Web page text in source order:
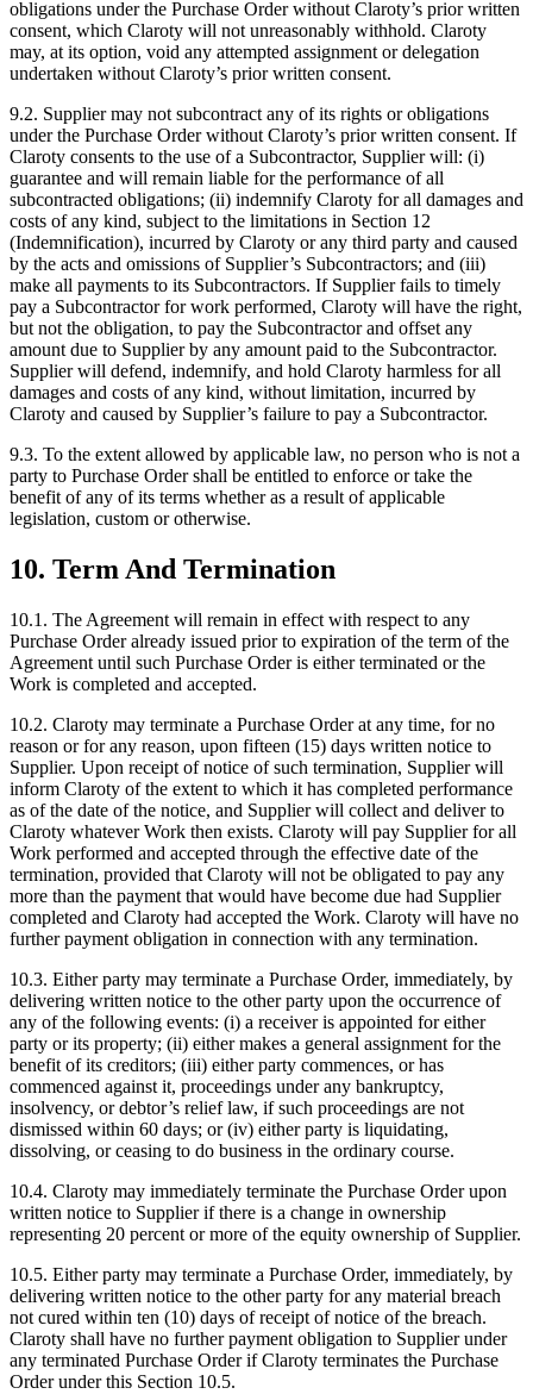
obligations under the Purchase Order without Claroty’s prior written
consent, which Claroty will not unreasonably withhold. Claroty
may, at its option, void any attempted assignment or delegation
undertaken without Claroty’s prior written consent.
9.2. Supplier may not subcontract any of its rights or obligations
under the Purchase Order without Claroty’s prior written consent. If
Claroty consents to the use of a Subcontractor, Supplier will: (i)
guarantee and will remain liable for the performance of all
subcontracted obligations; (ii) indemnify Claroty for all damages and
costs of any kind, subject to the limitations in Section 12
(Indemnification), incurred by Claroty or any third party and caused
by the acts and omissions of Supplier’s Subcontractors; and (iii)
make all payments to its Subcontractors. If Supplier fails to timely
pay a Subcontractor for work performed, Claroty will have the right,
but not the obligation, to pay the Subcontractor and offset any
amount due to Supplier by any amount paid to the Subcontractor.
Supplier will defend, indemnify, and hold Claroty harmless for all
damages and costs of any kind, without limitation, incurred by
Claroty and caused by Supplier’s failure to pay a Subcontractor.
9.3. To the extent allowed by applicable law, no person who is not a
party to Purchase Order shall be entitled to enforce or take the
benefit of any of its terms whether as a result of applicable
legislation, custom or otherwise.
10. Term And Termination
10.1. The Agreement will remain in effect with respect to any
Purchase Order already issued prior to expiration of the term of the
Agreement until such Purchase Order is either terminated or the
Work is completed and accepted.
10.2. Claroty may terminate a Purchase Order at any time, for no
reason or for any reason, upon fifteen (15) days written notice to
Supplier. Upon receipt of notice of such termination, Supplier will
inform Claroty of the extent to which it has completed performance
as of the date of the notice, and Supplier will collect and deliver to
Claroty whatever Work then exists. Claroty will pay Supplier for all
Work performed and accepted through the effective date of the
termination, provided that Claroty will not be obligated to pay any
more than the payment that would have become due had Supplier
completed and Claroty had accepted the Work. Claroty will have no
further payment obligation in connection with any termination.
10.3. Either party may terminate a Purchase Order, immediately, by
delivering written notice to the other party upon the occurrence of
any of the following events: (i) a receiver is appointed for either
party or its property; (ii) either makes a general assignment for the
benefit of its creditors; (iii) either party commences, or has
commenced against it, proceedings under any bankruptcy,
insolvency, or debtor’s relief law, if such proceedings are not
dismissed within 60 days; or (iv) either party is liquidating,
dissolving, or ceasing to do business in the ordinary course.
10.4. Claroty may immediately terminate the Purchase Order upon
written notice to Supplier if there is a change in ownership
representing 20 percent or more of the equity ownership of Supplier.
10.5. Either party may terminate a Purchase Order, immediately, by
delivering written notice to the other party for any material breach
not cured within ten (10) days of receipt of notice of the breach.
Claroty shall have no further payment obligation to Supplier under
any terminated Purchase Order if Claroty terminates the Purchase
Order under this Section 10.5.